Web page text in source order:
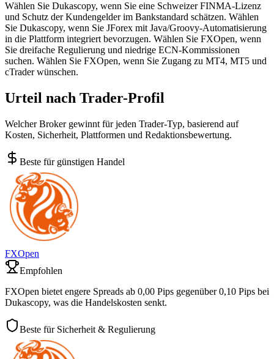
Wählen Sie Dukascopy, wenn Sie eine Schweizer FINMA-Lizenz
und Schutz der Kundengelder im Bankstandard schätzen. Wählen
Sie Dukascopy, wenn Sie JForex mit Java/Groovy-Automatisierung
in die Plattform integriert bevorzugen. Wählen Sie FXOpen, wenn
Sie dreifache Regulierung und niedrige ECN-Kommissionen
suchen. Wählen Sie FXOpen, wenn Sie Zugang zu MT4, MT5 und
cTrader wünschen.
Urteil nach Trader-Profil
Welcher Broker gewinnt für jeden Trader-Typ, basierend auf
Kosten, Sicherheit, Plattformen und Redaktionsbewertung.
Beste für günstigen Handel
FXOpen
Empfohlen
FXOpen bietet engere Spreads ab 0,00 Pips gegenüber 0,10 Pips bei
Dukascopy, was die Handelskosten senkt.
Beste für Sicherheit & Regulierung